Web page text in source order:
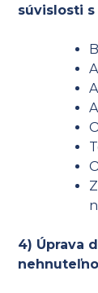
súvislosti
4) Úprava